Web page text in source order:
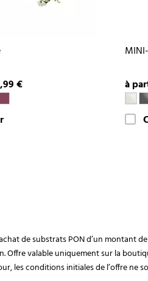
€ à
de substrats PON d’un montant
valable uniquement sur la
les conditions initiales de l’offre ne